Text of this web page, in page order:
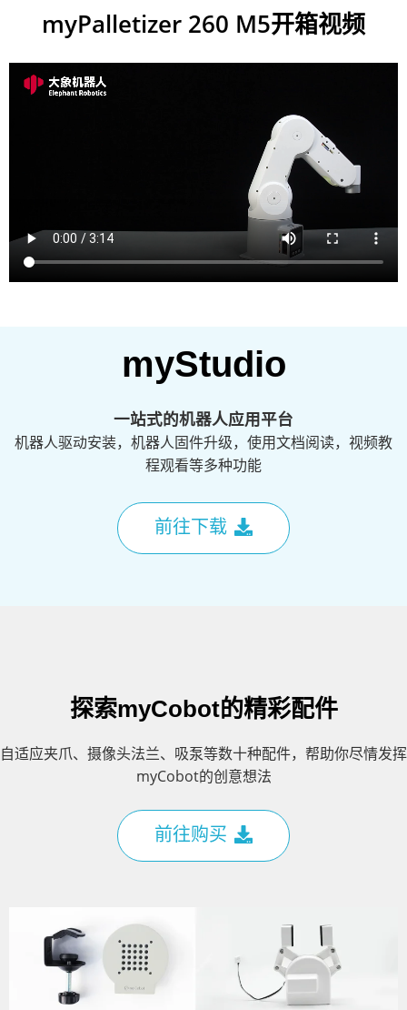
myPalletizer 260 M5开箱视频
myStudio
一站式的机器人应用平台
机器人驱动安装，机器人固件升级，使用文档阅读，视频教
程观看等多种功能
前往下载
探索myCobot的精彩配件
自适应夹爪、摄像头法兰、吸泵等数十种配件，帮助你尽情发挥
myCobot的创意想法
前往购买